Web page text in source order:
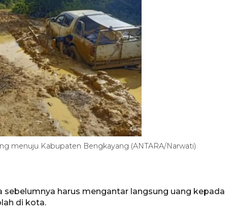
menuju Kabupaten Bengkayang (ANTARA/Narwati)
sebelumnya harus mengantar langsung uang kepada
di kota.